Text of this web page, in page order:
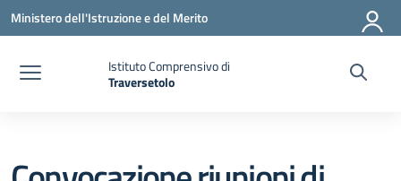
Vai ai contenuti
Vai al menu di navigazione
Vai al footer
Ministero dell'Istruzione e del Merito
Istituto Comprensivo di
Traversetolo